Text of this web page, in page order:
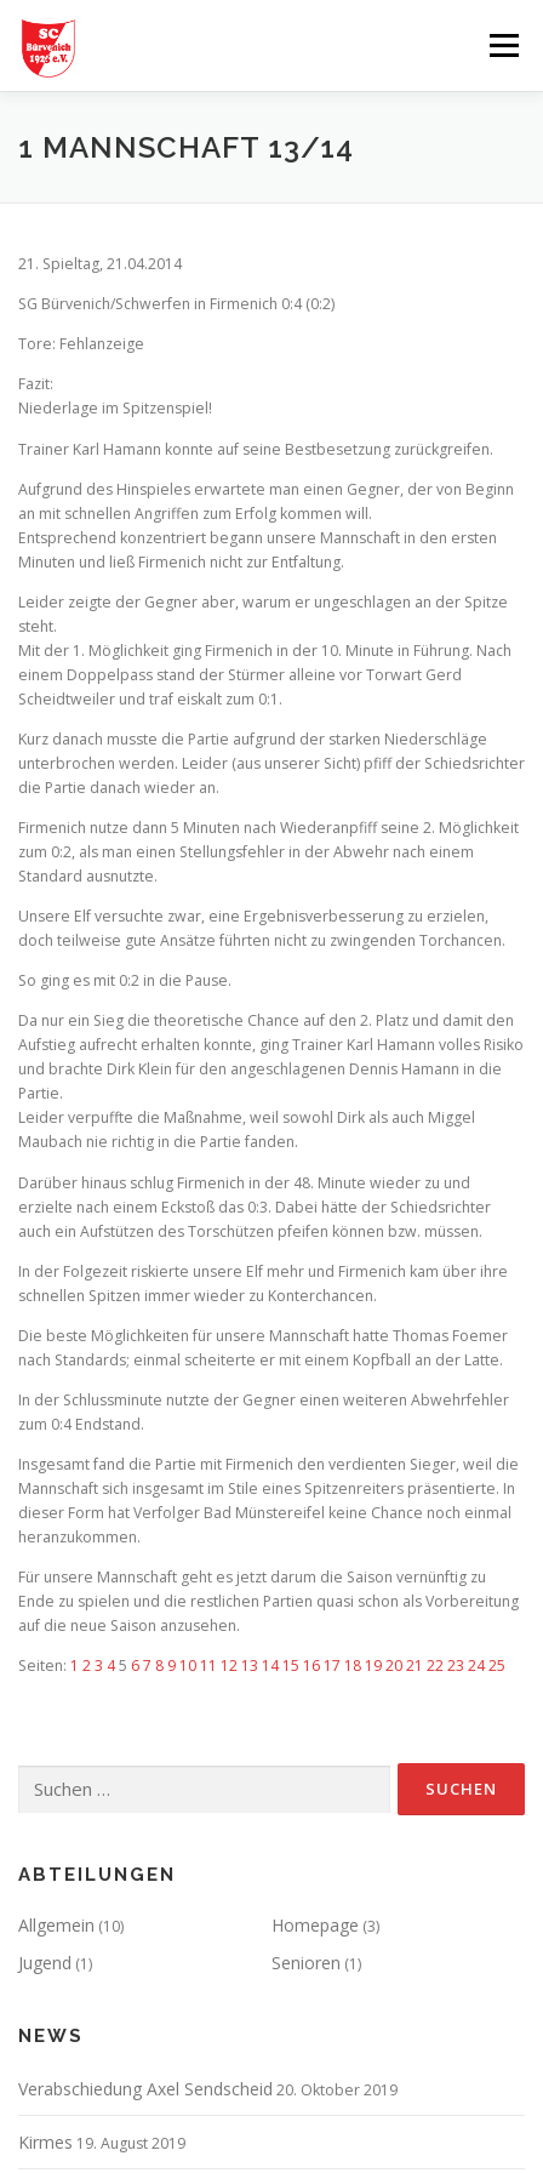
springen
Menü
START AKTUELLES MANNSCHAFTEN
1 MANNSCHAFT 13/14
21. Spieltag, 21.04.2014
SG Bürvenich/Schwerfen in Firmenich 0:4 (0:2)
Tore: Fehlanzeige
Fazit:
Niederlage im Spitzenspiel!
Trainer Karl Hamann konnte auf seine Bestbesetzung zurückgreifen.
Aufgrund des Hinspieles erwartete man einen Gegner, der von Beginn
an mit schnellen Angriffen zum Erfolg kommen will.
Entsprechend konzentriert begann unsere Mannschaft in den ersten
Minuten und ließ Firmenich nicht zur Entfaltung.
Leider zeigte der Gegner aber, warum er ungeschlagen an der Spitze
steht.
Mit der 1. Möglichkeit ging Firmenich in der 10. Minute in Führung. Nach
einem Doppelpass stand der Stürmer alleine vor Torwart Gerd
Scheidtweiler und traf eiskalt zum 0:1.
Kurz danach musste die Partie aufgrund der starken Niederschläge
unterbrochen werden. Leider (aus unserer Sicht) pfiff der Schiedsrichter
die Partie danach wieder an.
Firmenich nutze dann 5 Minuten nach Wiederanpfiff seine 2. Möglichkeit
zum 0:2, als man einen Stellungsfehler in der Abwehr nach einem
Standard ausnutzte.
Unsere Elf versuchte zwar, eine Ergebnisverbesserung zu erzielen,
doch teilweise gute Ansätze führten nicht zu zwingenden Torchancen.
So ging es mit 0:2 in die Pause.
Da nur ein Sieg die theoretische Chance auf den 2. Platz und damit den
Aufstieg aufrecht erhalten konnte, ging Trainer Karl Hamann volles Risiko
und brachte Dirk Klein für den angeschlagenen Dennis Hamann in die
Partie.
Leider verpuffte die Maßnahme, weil sowohl Dirk als auch Miggel
Maubach nie richtig in die Partie fanden.
Darüber hinaus schlug Firmenich in der 48. Minute wieder zu und
erzielte nach einem Eckstoß das 0:3. Dabei hätte der Schiedsrichter
auch ein Aufstützen des Torschützen pfeifen können bzw. müssen.
In der Folgezeit riskierte unsere Elf mehr und Firmenich kam über ihre
schnellen Spitzen immer wieder zu Konterchancen.
Die beste Möglichkeiten für unsere Mannschaft hatte Thomas Foemer
nach Standards; einmal scheiterte er mit einem Kopfball an der Latte.
In der Schlussminute nutzte der Gegner einen weiteren Abwehrfehler
zum 0:4 Endstand.
Insgesamt fand die Partie mit Firmenich den verdienten Sieger, weil die
Mannschaft sich insgesamt im Stile eines Spitzenreiters präsentierte. In
dieser Form hat Verfolger Bad Münstereifel keine Chance noch einmal
heranzukommen.
Für unsere Mannschaft geht es jetzt darum die Saison vernünftig zu
Ende zu spielen und die restlichen Partien quasi schon als Vorbereitung
auf die neue Saison anzusehen.
Seiten: 1 23 45 67 8 9 10 11 12 13 14 15 16 17 18 192021 2223 2425
nach:
ABTEILUNGEN
Allgemein (10) Homepage (3)
Jugend (1) Senioren (1)
NEWS
Verabschiedung Axel Sendscheid 20. Oktober 2019
Kirmes 19. August 2019